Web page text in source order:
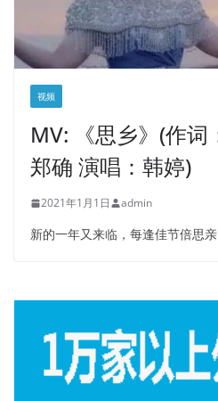
视频
MV: 《思乡》(作词
郑确 演唱：韩婷)
2021年1月1日 admin
新的一年又来临，每逢佳节倍思